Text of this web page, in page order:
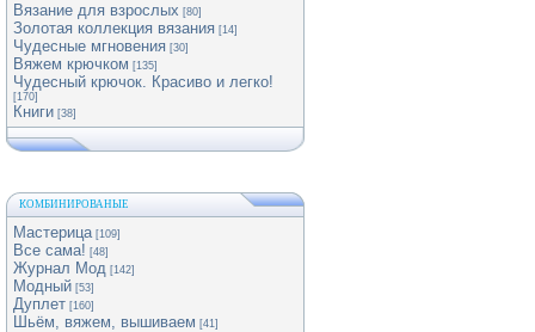
Вязание для взрослых [80]
Золотая коллекция вязания [14]
Чудесные мгновения [30]
Вяжем крючком [135]
Чудесный крючок. Красиво и легко!
[170]
Книги [38]
КОМБИНИРОВАНЫЕ
Мастерица [109]
Все сама! [48]
Журнал Мод [142]
Модный [53]
Дуплет [160]
Шьём, вяжем, вышиваем [41]